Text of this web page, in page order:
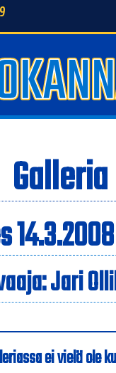
Galleria
Jari
ei vielä ole